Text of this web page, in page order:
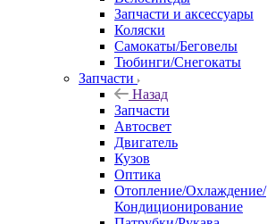
Запчасти и аксессуары
Коляски
Самокаты/Беговелы
Тюбинги/Снегокаты
Запчасти
Назад
Запчасти
Автосвет
Двигатель
Кузов
Оптика
Отопление/Охлаждение/
Кондиционирование